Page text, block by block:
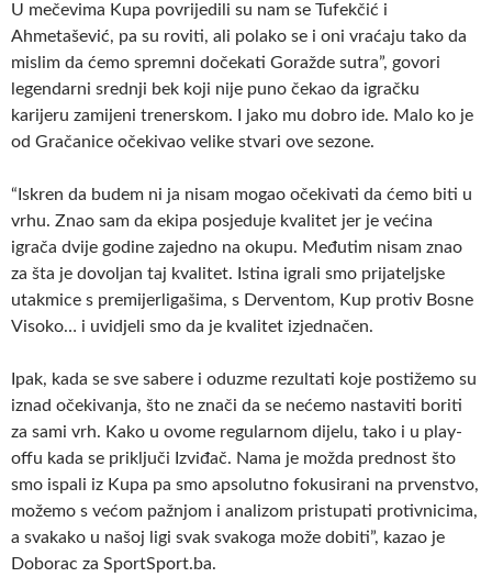
U mečevima Kupa povrijedili su nam se Tufekčić i
Ahmetašević, pa su roviti, ali polako se i oni vraćaju tako da
mislim da ćemo spremni dočekati Goražde sutra”, govori
legendarni srednji bek koji nije puno čekao da igračku
karijeru zamijeni trenerskom. I jako mu dobro ide. Malo ko je
od Gračanice očekivao velike stvari ove sezone.
“Iskren da budem ni ja nisam mogao očekivati da ćemo biti u
vrhu. Znao sam da ekipa posjeduje kvalitet jer je većina
igrača dvije godine zajedno na okupu. Međutim nisam znao
za šta je dovoljan taj kvalitet. Istina igrali smo prijateljske
utakmice s premijerligašima, s Derventom, Kup protiv Bosne
Visoko… i uvidjeli smo da je kvalitet izjednačen.
Ipak, kada se sve sabere i oduzme rezultati koje postižemo su
iznad očekivanja, što ne znači da se nećemo nastaviti boriti
za sami vrh. Kako u ovome regularnom dijelu, tako i u play-
offu kada se priključi Izviđač. Nama je možda prednost što
smo ispali iz Kupa pa smo apsolutno fokusirani na prvenstvo,
možemo s većom pažnjom i analizom pristupati protivnicima,
a svakako u našoj ligi svak svakoga može dobiti”, kazao je
Doborac za SportSport.ba.